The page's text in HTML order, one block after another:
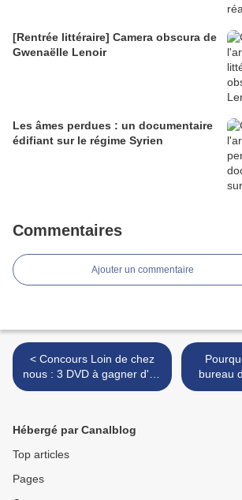
[Rentrée littéraire] Camera obscura de
Gwenaëlle Lenoir
Les âmes perdues : un documentaire
édifiant sur le régime Syrien
Commentaires
Ajouter un commentaire
< Concours Loin de chez
nous : 3 DVD à gagner d'un
beau documentaire sur l'exil
bureau
Hébergé par Canalblog
Top articles
Pages